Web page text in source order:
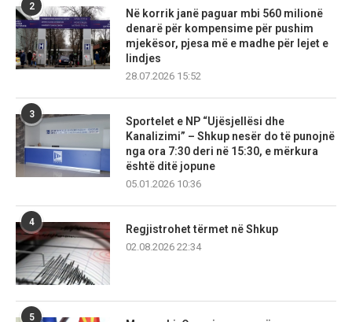
2
Në korrik janë paguar mbi 560 milionë
denarë për kompensime për pushim
mjekësor, pjesa më e madhe për lejet e
lindjes
28.07.2026 15:52
3
Sportelet e NP “Ujësjellësi dhe
Kanalizimi” – Shkup nesër do të punojnë
nga ora 7:30 deri në 15:30, e mërkura
është ditë jopune
05.01.2026 10:36
4
Regjistrohet tërmet në Shkup
02.08.2026 22:34
5